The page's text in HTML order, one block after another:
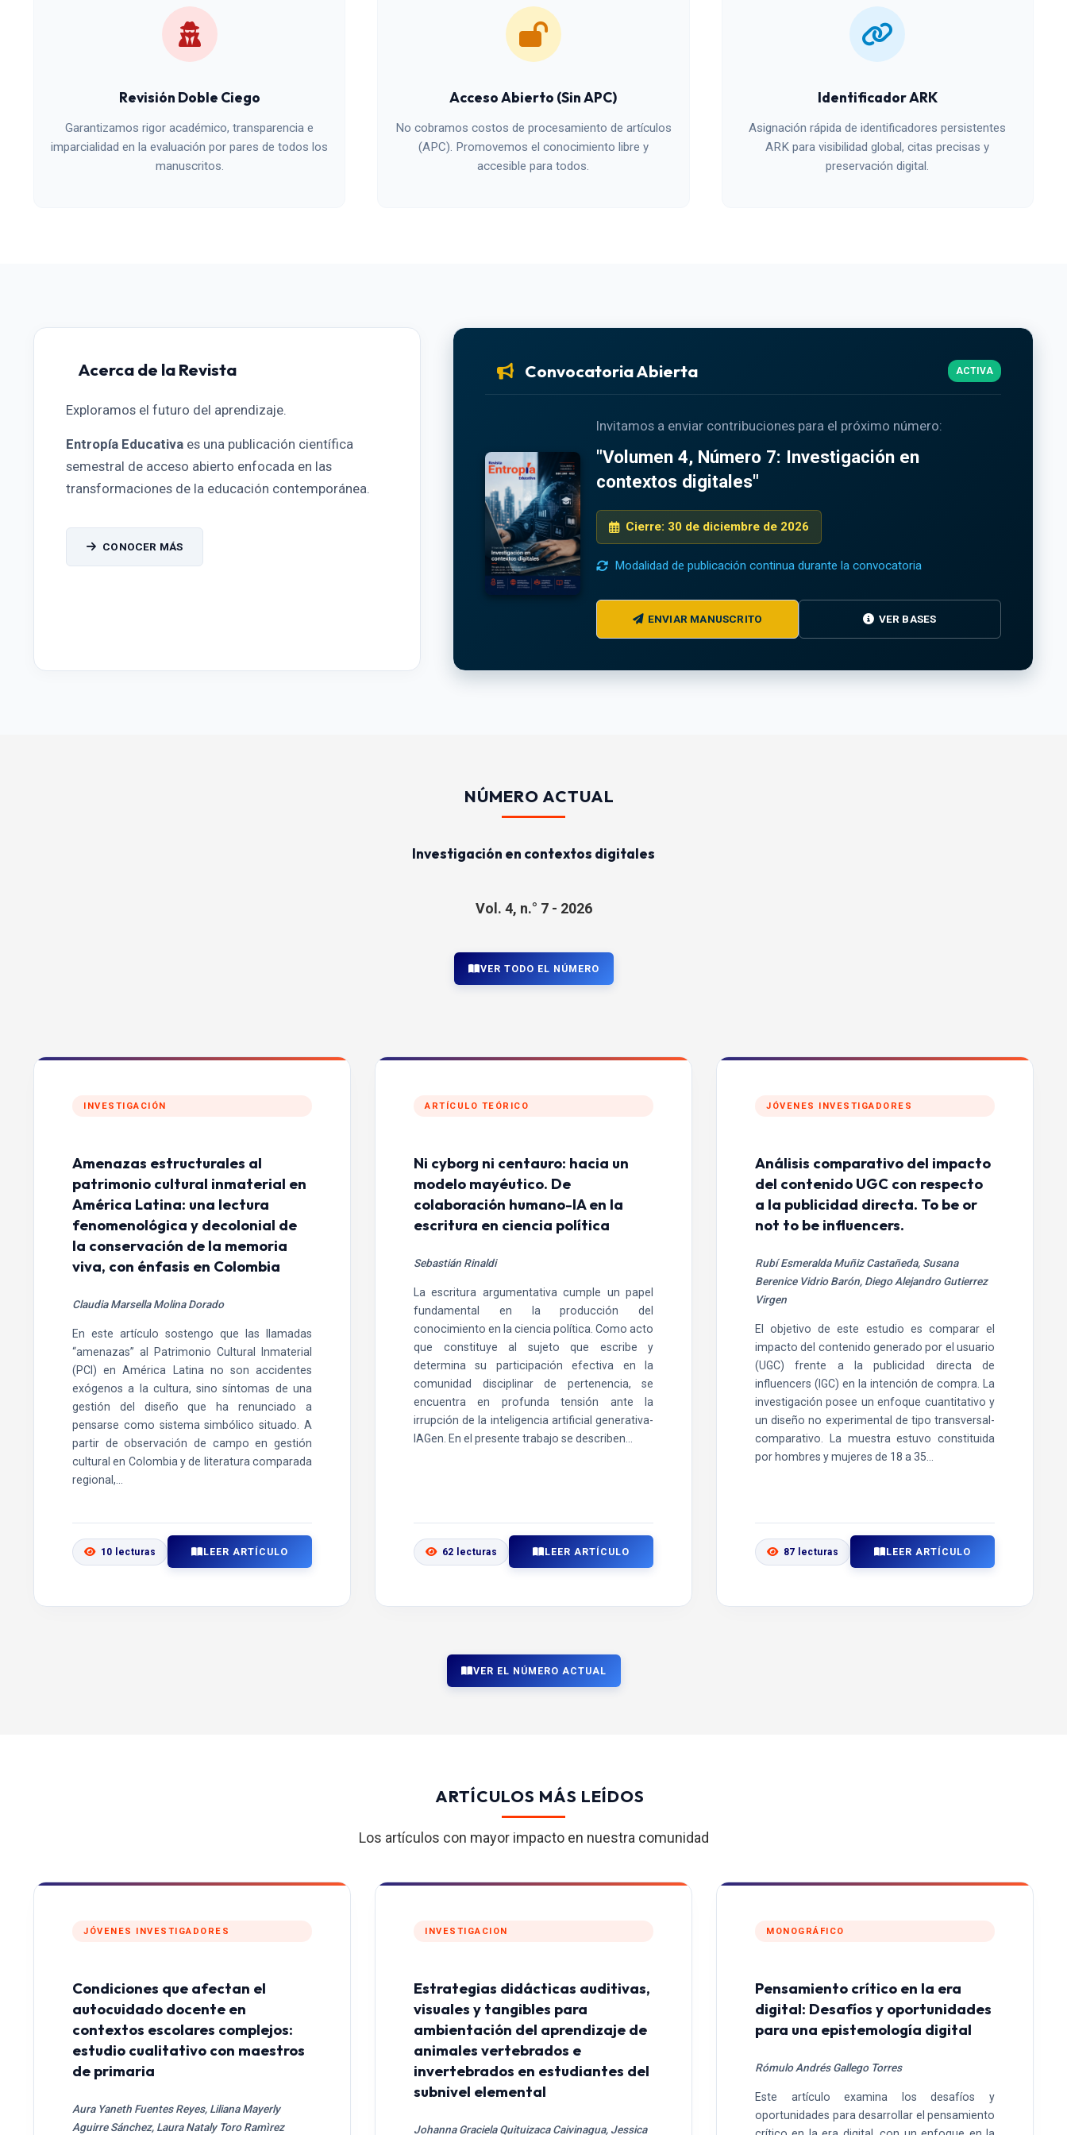
Revisión Doble Ciego
Garantizamos rigor académico, transparencia e
imparcialidad en la evaluación por pares de todos los
manuscritos.
Acceso Abierto (Sin APC)
No cobramos costos de procesamiento de artículos
(APC). Promovemos el conocimiento libre y
accesible para todos.
Identificador ARK
Asignación rápida de identificadores persistentes
ARK para visibilidad global, citas precisas y
preservación digital.
Acerca de la Revista
Exploramos el futuro del aprendizaje.
Entropía Educativa es una publicación científica
semestral de acceso abierto enfocada en las
transformaciones de la educación contemporánea.
CONOCER MÁS
Convocatoria Abierta ACTIVA
Invitamos a enviar contribuciones para el próximo número:
"Volumen 4, Número 7: Investigación en
contextos digitales"
Cierre: 30 de diciembre de 2026
Modalidad de publicación continua durante la convocatoria
ENVIAR MANUSCRITO VER BASES
NÚMERO ACTUAL
Investigación en contextos digitales
Vol. 4, n.° 7 - 2026
VER TODO EL NÚMERO
INVESTIGACIÓN
Amenazas estructurales al
patrimonio cultural inmaterial en
América Latina: una lectura
fenomenológica y decolonial de
la conservación de la memoria
viva, con énfasis en Colombia
Claudia Marsella Molina Dorado
En este artículo sostengo que las llamadas
“amenazas” al Patrimonio Cultural Inmaterial
(PCI) en América Latina no son accidentes
exógenos a la cultura, sino síntomas de una
gestión del diseño que ha renunciado a
pensarse como sistema simbólico situado. A
partir de observación de campo en gestión
cultural en Colombia y de literatura comparada
regional,...
10 lecturas LEER ARTÍCULO
ARTÍCULO TEÓRICO
Ni cyborg ni centauro: hacia un
modelo mayéutico. De
colaboración humano-IA en la
escritura en ciencia política
Sebastián Rinaldi
La escritura argumentativa cumple un papel
fundamental en la producción del
conocimiento en la ciencia política. Como acto
que constituye al sujeto que escribe y
determina su participación efectiva en la
comunidad disciplinar de pertenencia, se
encuentra en profunda tensión ante la
irrupción de la inteligencia artificial generativa-
IAGen. En el presente trabajo se describen...
62 lecturas LEER ARTÍCULO
JÓVENES INVESTIGADORES
Análisis comparativo del impacto
del contenido UGC con respecto
a la publicidad directa. To be or
not to be influencers.
Rubí Esmeralda Muñiz Castañeda, Susana
Berenice Vidrio Barón, Diego Alejandro Gutierrez
Virgen
El objetivo de este estudio es comparar el
impacto del contenido generado por el usuario
(UGC) frente a la publicidad directa de
influencers (IGC) en la intención de compra. La
investigación posee un enfoque cuantitativo y
un diseño no experimental de tipo transversal-
comparativo. La muestra estuvo constituida
por hombres y mujeres de 18 a 35...
87 lecturas LEER ARTÍCULO
VER EL NÚMERO ACTUAL
ARTÍCULOS MÁS LEÍDOS
Los artículos con mayor impacto en nuestra comunidad
JÓVENES INVESTIGADORES
Condiciones que afectan el
autocuidado docente en
contextos escolares complejos:
estudio cualitativo con maestros
de primaria
Aura Yaneth Fuentes Reyes, Liliana Mayerly
Aguirre Sánchez, Laura Nataly Toro Ramìrez
INVESTIGACION
Estrategias didácticas auditivas,
visuales y tangibles para
ambientación del aprendizaje de
animales vertebrados e
invertebrados en estudiantes del
subnivel elemental
Johanna Graciela Quituizaca Caivinagua, Jessica
MONOGRÁFICO
Pensamiento crítico en la era
digital: Desafíos y oportunidades
para una epistemología digital
Rómulo Andrés Gallego Torres
Este artículo examina los desafíos y
oportunidades para desarrollar el pensamiento